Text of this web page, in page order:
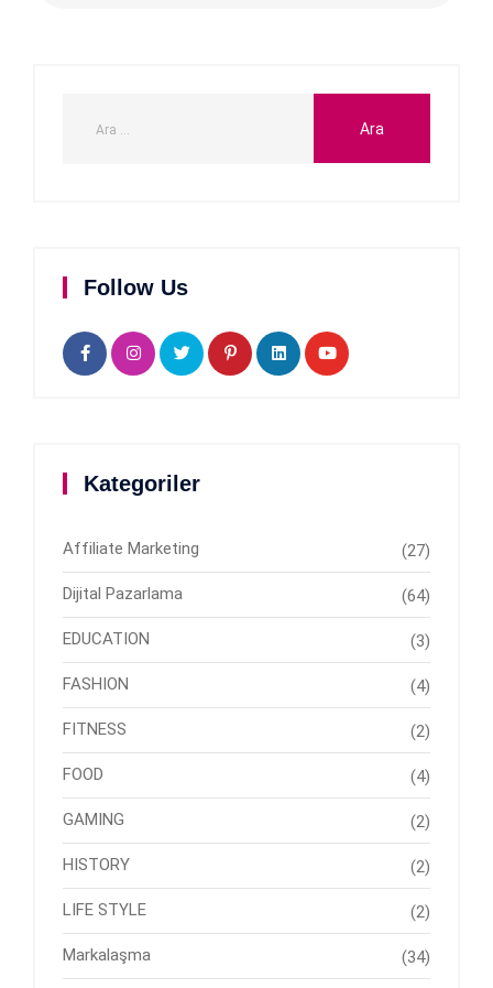
Follow Us
Kategoriler
Affiliate Marketing (27)
Dijital Pazarlama (64)
EDUCATION (3)
FASHION (4)
FITNESS (2)
FOOD (4)
GAMING (2)
HISTORY (2)
LIFE STYLE (2)
Markalaşma (34)